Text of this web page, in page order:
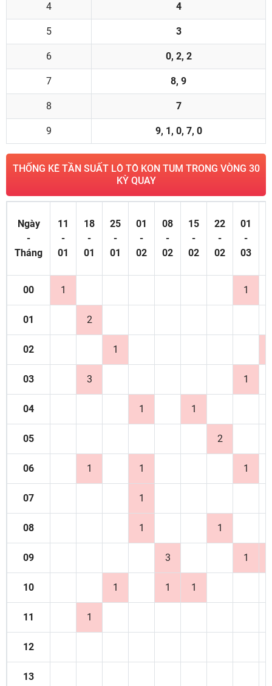
4 4
5 3
6 0, 2, 2
7 8, 9
8 7
9 9, 1, 0, 7, 0
THỐNG KÊ TẦN SUẤT LÔ TÔ KON TUM TRONG VÒNG 30
KỲ QUAY
Ngày
-
Tháng
11
-
01
18
-
01
25
-
01
01
-
02
08
-
02
15
-
02
22
-
02
01
-
03
00 1 1
01 2
02 1
03 3 1
04 1 1
05 2
06 1 1 1
07 1
08 1 1
09 3 1
10 1 1 1
11 1
12
13